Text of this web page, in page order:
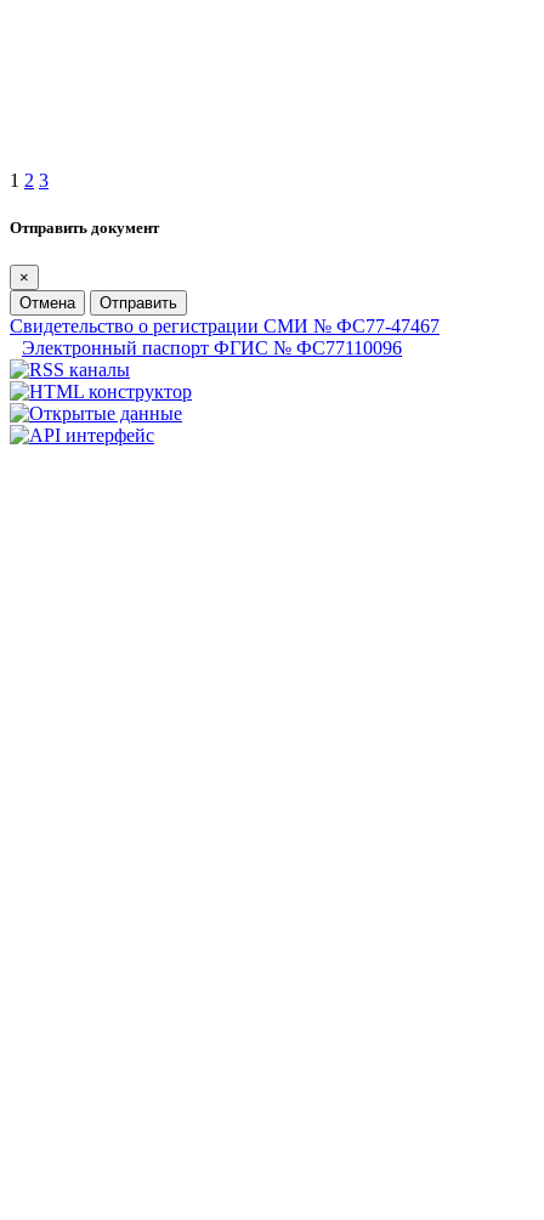
1 2 3
Отправить документ
×
Отмена
Отправить
Свидетельство о регистрации СМИ № ФС77-47467
Электронный паспорт ФГИС № ФС77110096